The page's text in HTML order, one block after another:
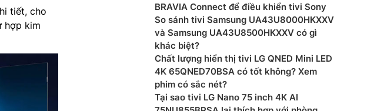
tiết, cho
hợp kim
Kích thước có chân, đặt bàn (Rx CxD): 956 x 600 x 185 mm
Khối lượng có chân đế: 6.7 kg
Kích thước không chân, treo tường (Rx CxD): 956 x 559 x 72
Khối lượng không chân: 6.6 kg
BRAVIA Connect để điều khiển tivi Sony
So sánh tivi Samsung UA43U8000HKXXV
và Samsung UA43U8500HKXXV có gì
khác biệt?
Chất lượng hiển thị tivi LG QNED Mini LED
4K 65QNED70BSA có tốt không? Xem
phim có sắc nét?
Tại sao tivi LG Nano 75 inch 4K AI